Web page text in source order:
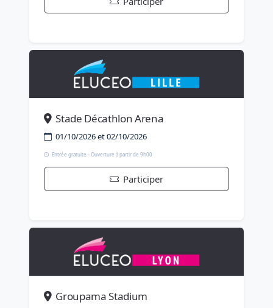
Stade Décathlon Arena
01/10/2026 et 02/10/2026
Entrée gratuite - Ouverture à partir de 9h00
Participer
Groupama Stadium